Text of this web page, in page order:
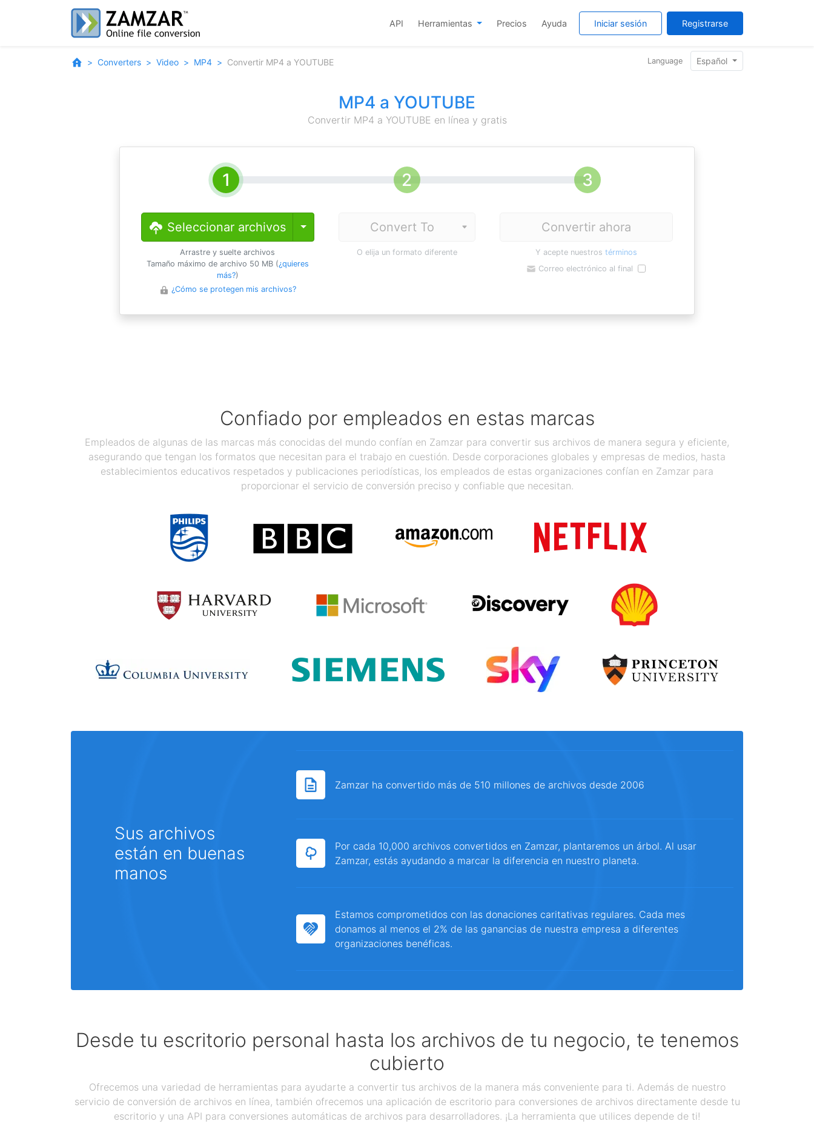
API Herramientas Precios Ayuda Iniciar sesión Registrarse
Converters Video MP4 Convertir MP4 a YOUTUBE Language Español
MP4 a YOUTUBE
Convertir MP4 a YOUTUBE en línea y gratis
Seleccionar archivos Toggle Dropdown
Arrastre y suelte archivos
Tamaño máximo de archivo 50 MB (¿quieres
más?)
¿Cómo se protegen mis archivos?
O elija un formato diferente
Convertir ahora
Y acepte nuestros términos
Correo electrónico al final
Confiado por empleados en estas marcas
Empleados de algunas de las marcas más conocidas del mundo confían en Zamzar para convertir sus archivos de manera segura y eficiente,
asegurando que tengan los formatos que necesitan para el trabajo en cuestión. Desde corporaciones globales y empresas de medios, hasta
establecimientos educativos respetados y publicaciones periodísticas, los empleados de estas organizaciones confían en Zamzar para
proporcionar el servicio de conversión preciso y confiable que necesitan.
Sus archivos
están en buenas
manos
Zamzar ha convertido más de 510 millones de archivos desde 2006
Por cada 10,000 archivos convertidos en Zamzar, plantaremos un árbol. Al usar
Zamzar, estás ayudando a marcar la diferencia en nuestro planeta.
Estamos comprometidos con las donaciones caritativas regulares. Cada mes
donamos al menos el 2% de las ganancias de nuestra empresa a diferentes
organizaciones benéficas.
Desde tu escritorio personal hasta los archivos de tu negocio, te tenemos
cubierto
Ofrecemos una variedad de herramientas para ayudarte a convertir tus archivos de la manera más conveniente para ti. Además de nuestro
servicio de conversión de archivos en línea, también ofrecemos una aplicación de escritorio para conversiones de archivos directamente desde tu
escritorio y una API para conversiones automáticas de archivos para desarrolladores. ¡La herramienta que utilices depende de ti!